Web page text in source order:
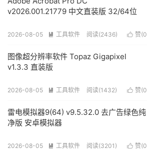
v2026.001.21779 中文直装版 32/64位
 赞(0
2026-08-05  工具软件 阅读(2436)
图像超分辨率软件 Topaz Gigapixel
v1.3.3 直装版
 赞(0
2026-08-05  工具软件 阅读(1432)
雷电模拟器9(64) v9.5.32.0 去广告绿色纯
净版 安卓模拟器
 赞(0
2026-08-05  工具软件 阅读(3201)